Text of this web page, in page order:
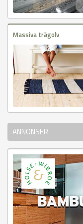
Massiva trägolv
ANNONSER